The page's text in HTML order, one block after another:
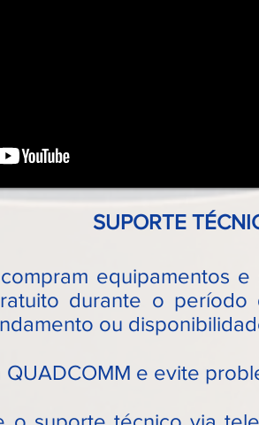
SUPORTE
equipamentos e
durante o
ou
e evite